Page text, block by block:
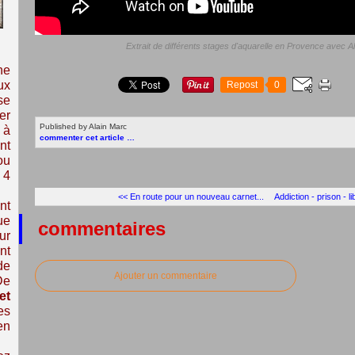
et
Extrait de différents stages d'aquarelle en Provence avec
Repost 0
Published by Alain Marc
commenter cet article
<< En route pour un nouveau carnet... Addiction - prison -
commentaires
Ajouter un commentaire